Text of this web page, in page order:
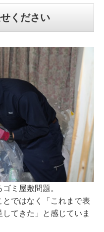
ください
ミ屋敷問題。
とではなく「これまで表
てきた」と感じていま